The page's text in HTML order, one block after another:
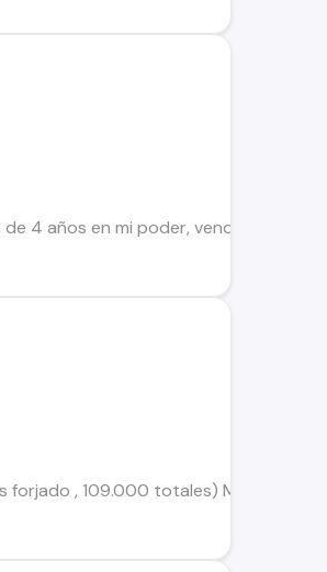
de 4 años en mi poder, vendo o
forjado , 109.000 totales) Motor